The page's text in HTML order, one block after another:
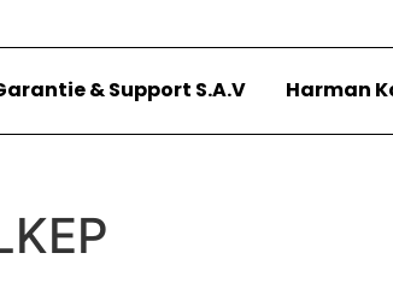
& Support S.A.V Harman